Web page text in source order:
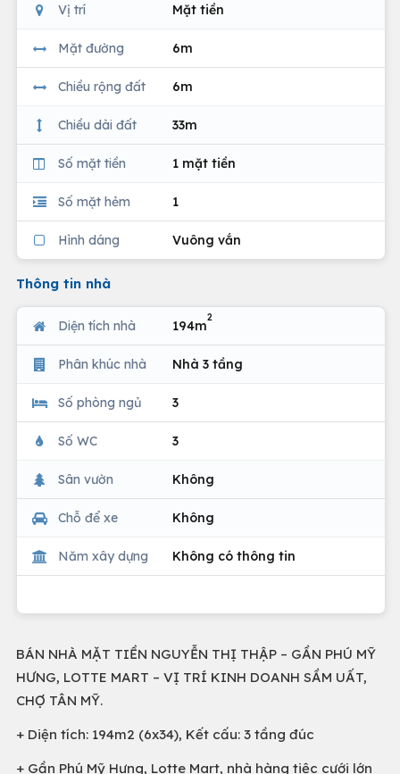
Vị trí Mặt tiền
Mặt đường 6m
Chiều rộng đất 6m
Chiều dài đất 33m
Số mặt tiền 1 mặt tiền
Số mặt hẻm 1
Hình dáng Vuông vắn
Thông tin nhà
Diện tích nhà 194m
2
Phân khúc nhà Nhà 3 tầng
Số phòng ngủ 3
Số WC 3
Sân vườn Không
Chỗ để xe Không
Năm xây dựng Không có thông tin
BÁN NHÀ MẶT TIỀN NGUYỄN THỊ THẬP – GẦN PHÚ MỸ
HƯNG, LOTTE MART – VỊ TRÍ KINH DOANH SẦM UẤT,
CHỢ TÂN MỸ.
+ Diện tích: 194m2 (6x34), Kết cấu: 3 tầng đúc
+ Gần Phú Mỹ Hưng, Lotte Mart, nhà hàng tiệc cưới lớn